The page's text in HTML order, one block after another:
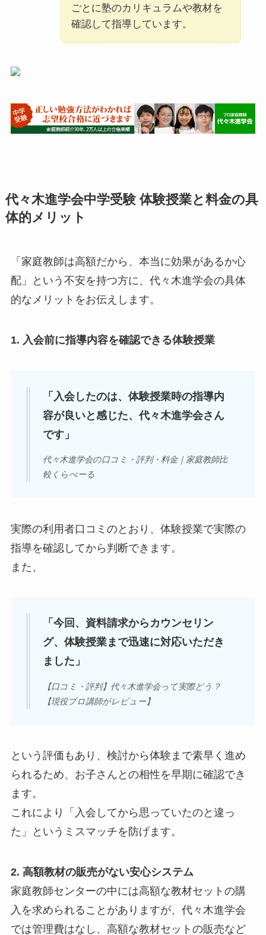
ごとに塾のカリキュラムや教材を
確認して指導しています。
代々木進学会中学受験 体験授業と料金の具
体的メリット
「家庭教師は高額だから、本当に効果があるか心
配」という不安を持つ方に、代々木進学会の具体
的なメリットをお伝えします。
1. 入会前に指導内容を確認できる体験授業
「入会したのは、体験授業時の指導内
容が良いと感じた、代々木進学会さん
です」
代々木進学会の口コミ・評判・料金｜家庭教師比
較くらべーる
実際の利用者口コミのとおり、体験授業で実際の
指導を確認してから判断できます。
また、
「今回、資料請求からカウンセリン
グ、体験授業まで迅速に対応いただき
ました」
【口コミ・評判】代々木進学会って実際どう？
【現役プロ講師がレビュー】
という評価もあり、検討から体験まで素早く進め
られるため、お子さんとの相性を早期に確認でき
ます。
これにより「入会してから思っていたのと違っ
た」というミスマッチを防げます。
2. 高額教材の販売がない安心システム
家庭教師センターの中には高額な教材セットの購
入を求められることがありますが、代々木進学会
では管理費はなし、高額な教材セットの販売など